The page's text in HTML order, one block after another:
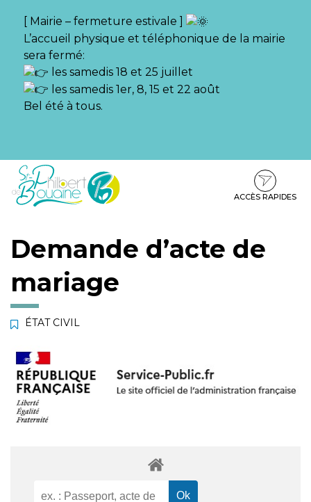
[ Mairie – fermeture estivale ]
L’accueil physique et téléphonique de la mairie
sera fermé:
les samedis 18 et 25 juillet
les samedis 1er, 8, 15 et 22 août
Bel été à tous.
Aller
Aller
contenu
Aller
pied
ACCÈS RAPIDES
Demande d’acte de
mariage
ÉTAT CIVIL